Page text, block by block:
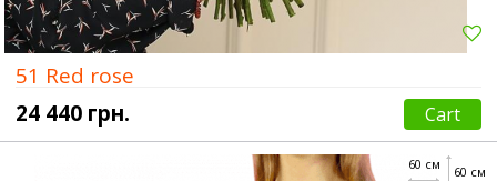
51 Red rose
24 440 грн.
Cart
60 см
60 см